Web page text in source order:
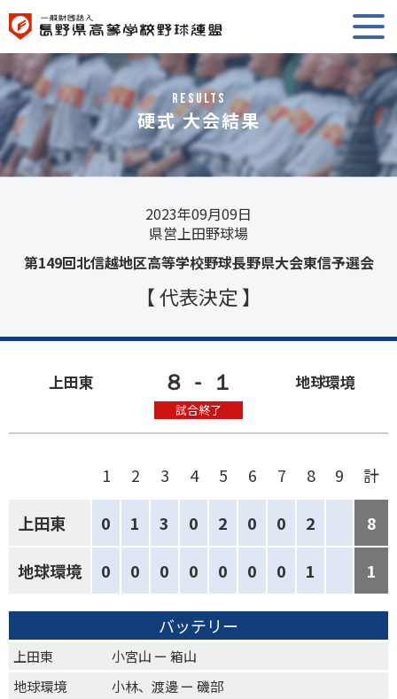
RESULTS
硬式 大会結果
2023年09月09日
県営上田野球場
第149回北信越地区高等学校野球長野県大会東信予選会
【 代表決定 】
上田東 ８ - １
試合終了
地球環境
1 2 3 4 5 6 7 8 9 計
上田東 0 1 3 0 2 0 0 2 8
地球環境 0 0 0 0 0 0 0 1 1
バッテリー
上田東
小宮山 ー 箱山
地球環境
小林、渡邊 ー 磯部